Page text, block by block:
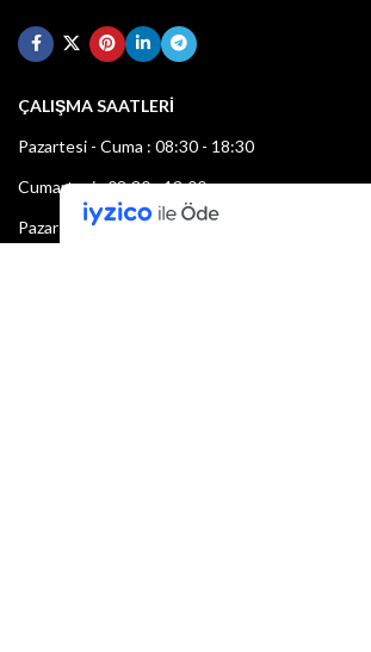
ÇALIŞMA SAATLERİ
Pazartesi - Cuma : 08:30 - 18:30
Cumartesi : 08:30 - 13:00
Pazar: Kapalı